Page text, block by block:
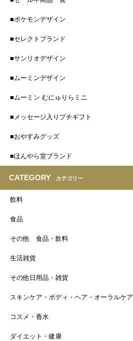
■ポケモンデザイン
■セレクトブランド
■サンリオデザイン
■ムーミンデザイン
■ムーミン むにゅりらミニ
■メッセージ入りプチギフト
■おやすみグッズ
■ほんやら堂ブランド
CATEGORY カテゴリー
飲料
食品
その他 食品・飲料
生活雑貨
その他日用品・雑貨
スキンケア・ボディ・ヘア・オーラルケア
コスメ・香水
ダイエット・健康